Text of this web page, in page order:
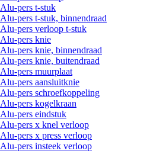
Alu-pers t-stuk
Alu-pers t-stuk, binnendraad
Alu-pers verloop t-stuk
Alu-pers knie
Alu-pers knie, binnendraad
Alu-pers knie, buitendraad
Alu-pers muurplaat
Alu-pers aansluitknie
Alu-pers schroefkoppeling
Alu-pers kogelkraan
Alu-pers eindstuk
Alu-pers x knel verloop
Alu-pers x press verloop
Alu-pers insteek verloop